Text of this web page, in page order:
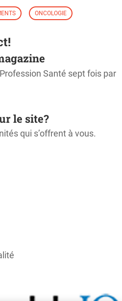
ONCOLOGIE
Santé sept fois par
le site?
qui s’offrent à vous.